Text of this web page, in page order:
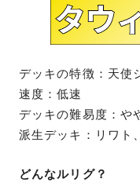
デッキの特徴：天使
速度：低速
デッキの難易度：や
派生デッキ：リワト
どんなルリグ？